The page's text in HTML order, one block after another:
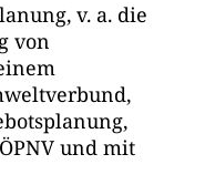
v. a. die
von
und mit